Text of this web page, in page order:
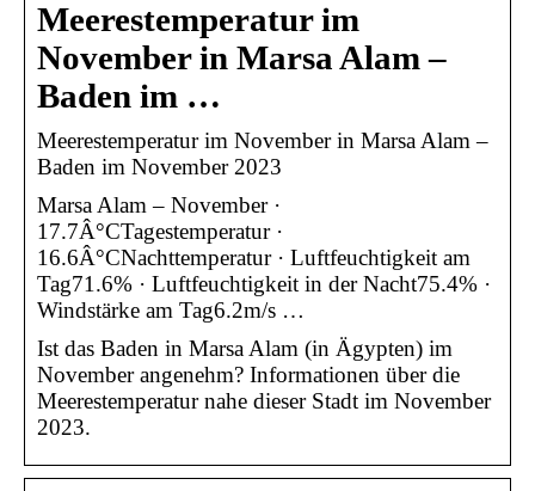
Meerestemperatur im
November in Marsa Alam –
Baden im …
Meerestemperatur im November in Marsa Alam –
Baden im November 2023
Marsa Alam – November ·
17.7Â°CTagestemperatur ·
16.6Â°CNachttemperatur · Luftfeuchtigkeit am
Tag71.6% · Luftfeuchtigkeit in der Nacht75.4% ·
Windstärke am Tag6.2m/s …
Ist das Baden in Marsa Alam (in Ägypten) im
November angenehm? Informationen über die
Meerestemperatur nahe dieser Stadt im November
2023.